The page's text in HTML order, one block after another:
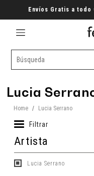
Envíos Gratis a
Lucia
Home / Lucia Serrano
Filtrar
Artista
Lucia Serrano